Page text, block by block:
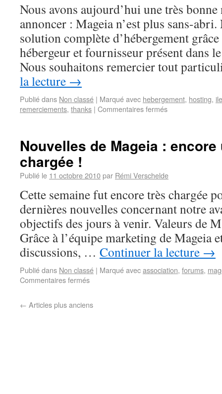
Nous avons aujourd’hui une très
annoncer : Mageia n’est plus sans-
solution complète d’hébergement
hébergeur et fournisseur présent dans
Nous souhaitons remercier tout
la lecture →
Publié dans Non classé | Marqué avec hebergement, hosting,
remerciements, thanks | Commentaires fermés
Nouvelles de Mageia :
chargée !
Publié le 11 octobre 2010par Rémi Verschelde
Cette semaine fut encore très chargée
dernières nouvelles concernant notre
objectifs des jours à venir. Valeurs de
Grâce à l’équipe marketing de Mageia
discussions, … Continuer la lecture →
Publié dans Non classé | Marqué avecassociation, forums,
Commentaires fermés
← Articles plus anciens